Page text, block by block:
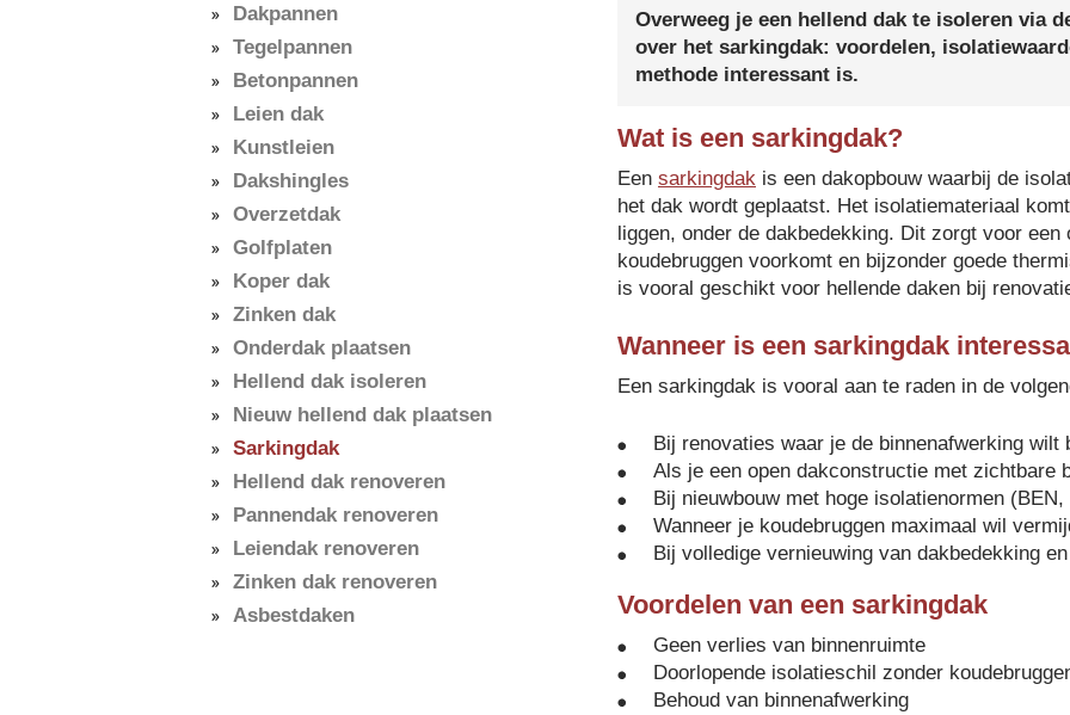
Overweeg je een hellend dak te isoleren via
over het sarkingdak: voordelen,
methode interessant is.
Wat is een sarkingdak?
Een sarkingdak is een dakopbouw waarbij de
het dak wordt geplaatst. Het isolatiemateriaal
liggen, onder de dakbedekking. Dit zorgt voor
koudebruggen voorkomt en bijzonder goede
is vooral geschikt voor hellende daken bij
Wanneer is een sarkingdak
Een sarkingdak is vooral aan te raden in de
Bij renovaties waar je de binnenafwerking wilt
Als je een open dakconstructie met zichtbare
Bij nieuwbouw met hoge isolatienormen
Wanneer je koudebruggen maximaal wil
Bij volledige vernieuwing van dakbedekking
Voordelen van een sarkingdak
Geen verlies van binnenruimte
Doorlopende isolatieschil zonder
Behoud van binnenafwerking
Dakpannen
Tegelpannen
Betonpannen
Leien dak
Kunstleien
Dakshingles
Overzetdak
Golfplaten
Koper dak
Zinken dak
Onderdak plaatsen
Hellend dak isoleren
Nieuw hellend dak plaatsen
Sarkingdak
Hellend dak renoveren
Pannendak renoveren
Leiendak renoveren
Zinken dak renoveren
Asbestdaken